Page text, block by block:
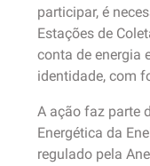
participar, é
Estações de
conta de energia
identidade, com
A ação faz parte
Energética da
regulado pela